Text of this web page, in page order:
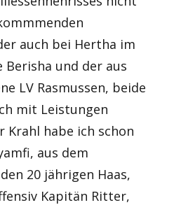
auch bei Hertha im
Berisha und der aus
LV Rasmussen, beide
mit Leistungen
Krahl habe ich schon
aus dem
20 jährigen Haas,
Kapitän Ritter,